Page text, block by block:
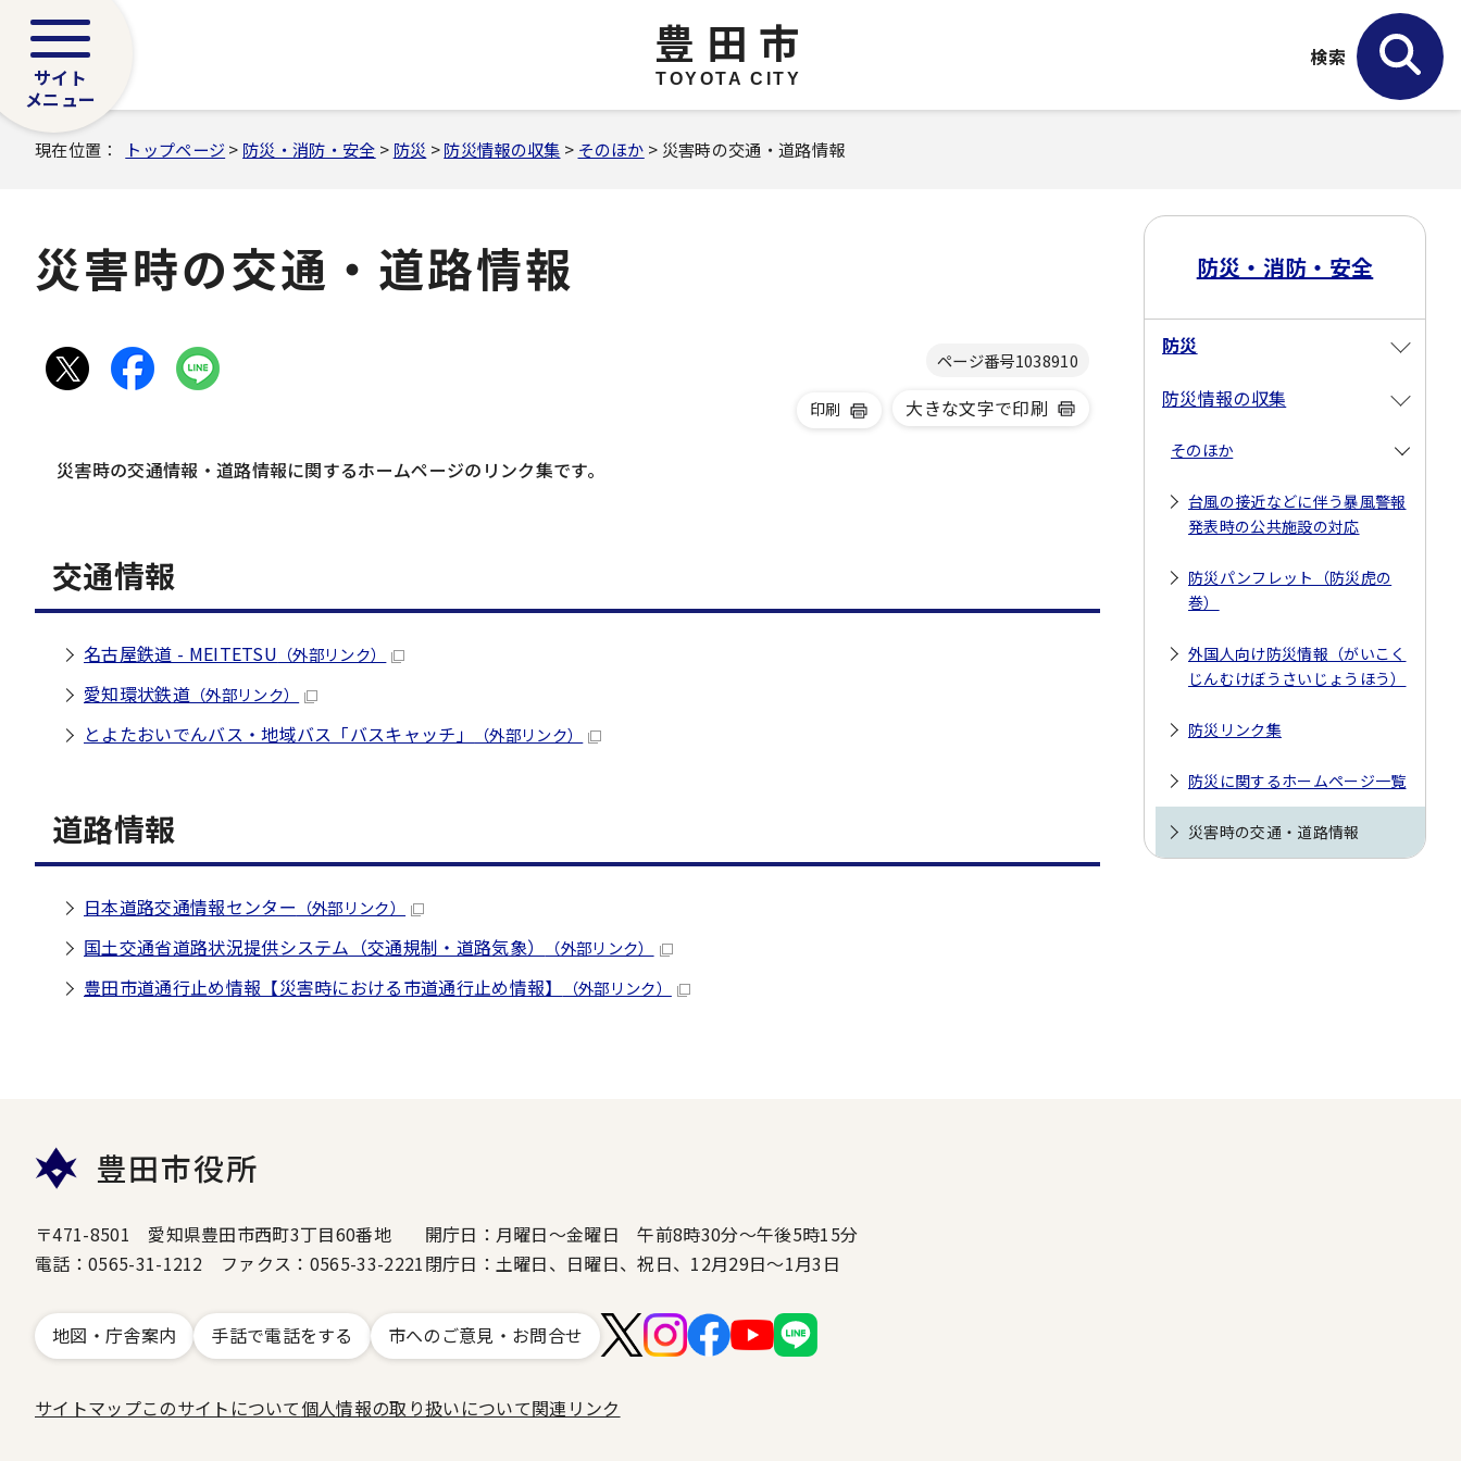
豊田市
TOYOTA CITY
サイト
メニュー
検索
現在位置： トップページ > 防災・消防・安全 > 防災 >防災情報の収集 > そのほか > 災害時の交通・道路情報
災害時の交通・道路情報
ページ番号1038910
印刷 大きな文字で印刷
災害時の交通情報・道路情報に関するホームページのリンク集です。
交通情報
名古屋鉄道 - MEITETSU （外部リンク）
愛知環状鉄道（外部リンク）
とよたおいでんバス・地域バス「バスキャッチ」 （外部リンク）
道路情報
日本道路交通情報センター （外部リンク）
国土交通省道路状況提供システム（交通規制・道路気象） （外部リンク）
豊田市道通行止め情報【災害時における市道通行止め情報】 （外部リンク）
防災・消防・安全
防災
防災情報の収集
そのほか
台風の接近などに伴う暴風警報
発表時の公共施設の対応
防災パンフレット（防災虎の
巻）
外国人向け防災情報（がいこく
じんむけぼうさいじょうほう）
防災リンク集
防災に関するホームページ一覧
災害時の交通・道路情報
豊田市役所
〒471-8501 愛知県豊田市西町3丁目60番地
電話：0565-31-1212 ファクス：0565-33-2221
開庁日：月曜日～金曜日 午前8時30分～午後5時15分
閉庁日：土曜日、日曜日、祝日、12月29日～1月3日
地図・庁舎案内 手話で電話をする 市へのご意見・お問合せ
サイトマップこのサイトについて個人情報の取り扱いについて関連リンク